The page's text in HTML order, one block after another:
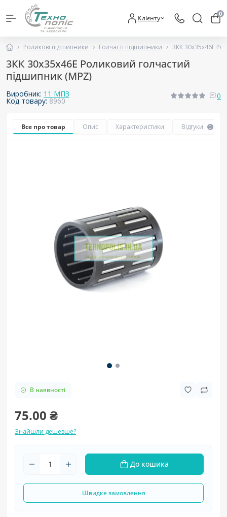
Клієнту 0
Роликові підшипники Голчасті підшипники 3КК 30x35x46Е
3КК 30x35x46Е Роликовий голчастий
підшипник (MPZ)
Виробник: 11 МПЗ
Код товару:8960
0
Все про товар Опис Характеристики Відгуки 0
В наявності
75.00 ₴
Знайшли дешевше?
До кошика
Швидке замовлення